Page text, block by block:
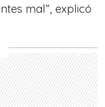
mal”, explicó